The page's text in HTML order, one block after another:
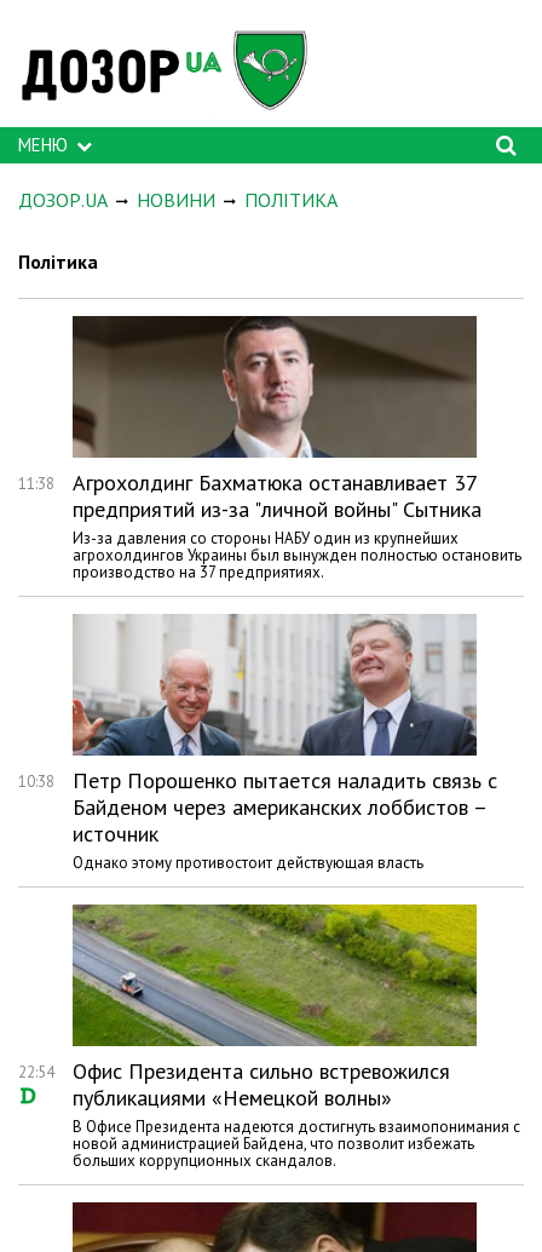
МЕНЮ
ДОЗОР.UA НОВИНИ ПОЛІТИКА
Політика
11:38
Агрохолдинг Бахматюка останавливает 37
предприятий из-за "личной войны" Сытника
Из-за давления со стороны НАБУ один из крупнейших
агрохолдингов Украины был вынужден полностью остановить
производство на 37 предприятиях.
10:38
Петр Порошенко пытается наладить связь с
Байденом через американских лоббистов –
источник
Однако этому противостоит действующая власть
22:54
Офис Президента сильно встревожился
публикациями «Немецкой волны»
В Офисе Президента надеются достигнуть взаимопонимания с
новой администрацией Байдена, что позволит избежать
больших коррупционных скандалов.